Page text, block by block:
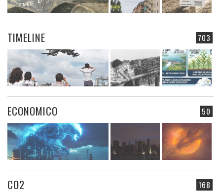
703
TIMELINE
50
ECONOMICO
168
CO2